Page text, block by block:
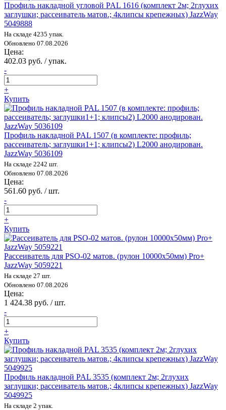
Профиль накладной угловой PAL 1616 (комплект 2м; 2глухих
заглушки; рассеиватель матов.; 4клипсы крепежных) JazzWay
5049888
На складе 4235 упак.
Обновлено 07.08.2026
Цена:
402.03 руб. / упак.
-
+
Купить
Профиль накладной PAL 1507 (в комплекте: профиль;
рассеиватель; заглушки1+1; клипсы2) L2000 анодирован.
JazzWay 5036109
На складе 2242 шт.
Обновлено 07.08.2026
Цена:
561.60 руб. / шт.
-
+
Купить
Рассеиватель для PSO-02 матов. (рулон 10000х50мм) Pro+
JazzWay 5059221
На складе 27 шт.
Обновлено 07.08.2026
Цена:
1 424.38 руб. / шт.
-
+
Купить
Профиль накладной PAL 3535 (комплект 2м; 2глухих
заглушки; рассеиватель матов.; 4клипсы крепежных) JazzWay
5049925
На складе 2 упак.